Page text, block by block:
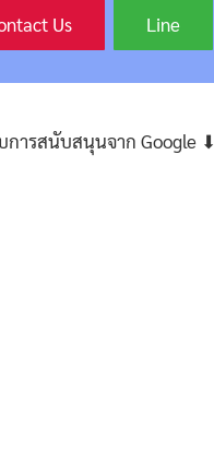
Us Line
การสนับสนุนจาก Google ⬇